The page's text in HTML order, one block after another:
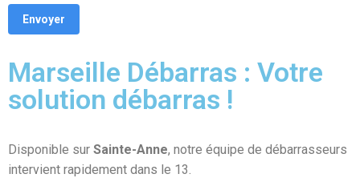
Marseille Débarras : Votre
solution débarras !
Disponible sur Sainte-Anne, notre équipe de débarrasseurs
intervient rapidement dans le 13.